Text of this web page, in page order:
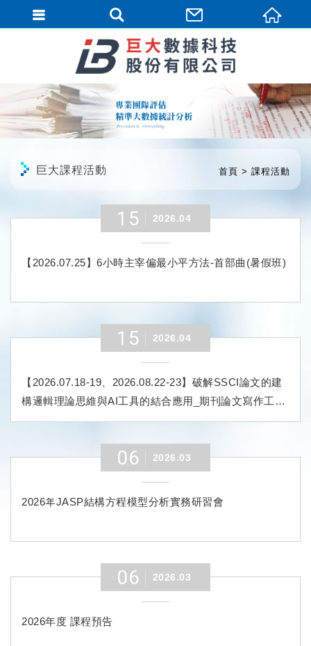
首頁 課程活動
巨大課程活動
15 2026.04
【2026.07.25】6小時主宰偏最小平方法-首部曲(暑假班)
15 2026.04
【2026.07.18-19、2026.08.22-23】破解SSCI論文的建
構邏輯理論思維與AI工具的結合應用_期刊論文寫作工作
坊 (進階班)
06 2026.03
2026年JASP結構方程模型分析實務研習會
06 2026.03
2026年度 課程預告
繁體中文